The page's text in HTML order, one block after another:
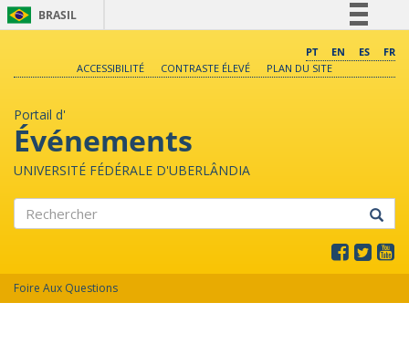
BRASIL
Comunica BR
PT EN ES
FR
ACCESSIBILITÉ
CONTRASTE ÉLEVÉ PLAN DU SITE
Portail d'
Événements
UNIVERSITÉ FÉDÉRALE D'UBERLÂNDIA
Foire Aux Questions